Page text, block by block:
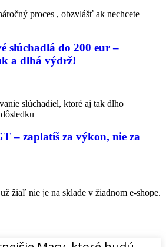
proces , obzvlášť ak nechcete
slúchadlá do 200 eur –
a dlhá výdrž!
slúchadiel, ktoré aj tak dlho
– zaplatíš za výkon, nie za
žiaľ nie je na sklade v žiadnom e-shope.